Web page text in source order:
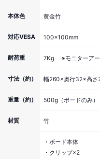
本体色 黄金竹
対応VESA 100×100mm
耐荷重 7Kg ※モニターアー
寸法（約） 幅260×奥行32×高さ
重量（約） 500g（ボードのみ）
材質 竹
・ボード本体
・クリップ×2